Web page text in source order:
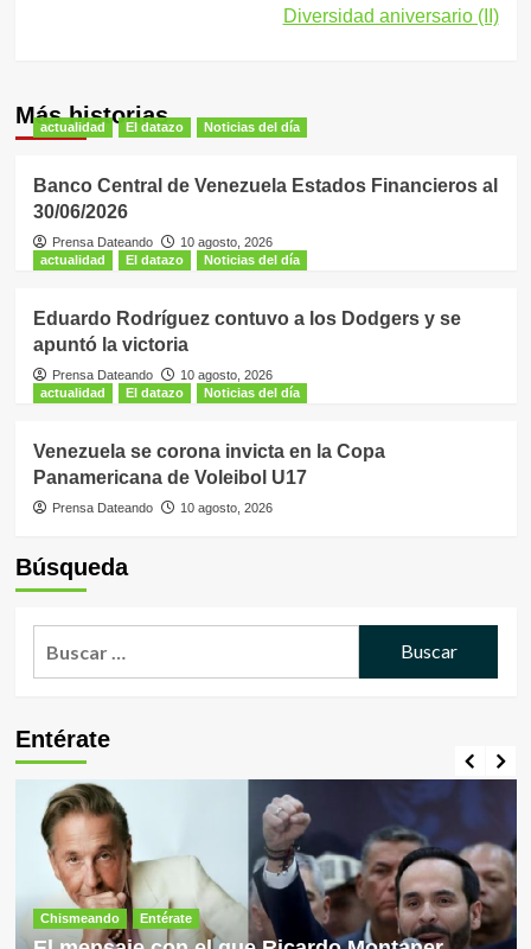
Diversidad aniversario (II)
Más historias
actualidad El datazo Noticias del día
Banco Central de Venezuela Estados Financieros al
30/06/2026
Prensa Dateando
10 agosto, 2026
actualidad
El datazo Noticias del día
Eduardo Rodríguez contuvo a los Dodgers y se
apuntó la victoria
Prensa Dateando
10 agosto, 2026
actualidad
El datazo Noticias del día
Venezuela se corona invicta en la Copa
Panamericana de Voleibol U17
Prensa Dateando 10 agosto, 2026
Búsqueda
Entérate
Chismeando Entérate